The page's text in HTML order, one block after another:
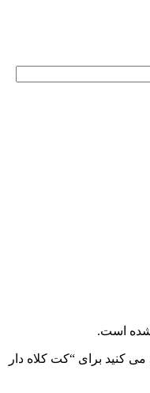
است.
کنید برای “کت کلاه دار